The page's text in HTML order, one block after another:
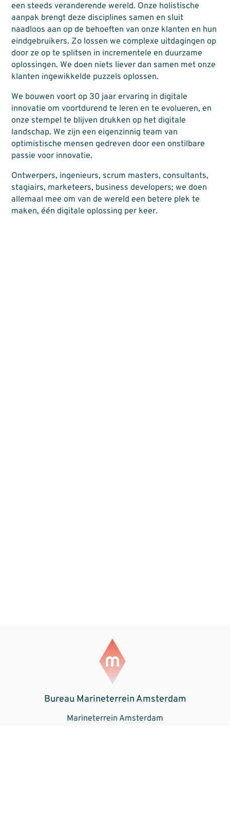
een steeds veranderende wereld. Onze holistische
aanpak brengt deze disciplines samen en sluit
naadloos aan op de behoeften van onze klanten en hun
eindgebruikers. Zo lossen we complexe uitdagingen op
door ze op te splitsen in incrementele en duurzame
oplossingen. We doen niets liever dan samen met onze
klanten ingewikkelde puzzels oplossen.
We bouwen voort op 30 jaar ervaring in digitale
innovatie om voortdurend te leren en te evolueren, en
onze stempel te blijven drukken op het digitale
landschap. We zijn een eigenzinnig team van
optimistische mensen gedreven door een onstilbare
passie voor innovatie.
Ontwerpers, ingenieurs, scrum masters, consultants,
stagiairs, marketeers, business developers; we doen
allemaal mee om van de wereld een betere plek te
maken, één digitale oplossing per keer.
Bureau Marineterrein Amsterdam
Marineterrein Amsterdam